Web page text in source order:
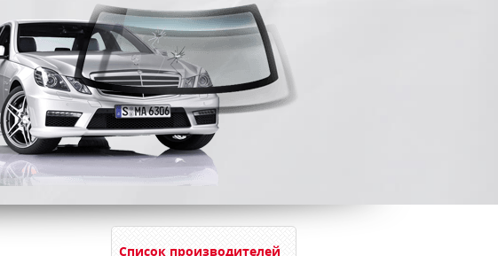
доставка до места
и установочный комплект вПОДАРОК!
Список производителей